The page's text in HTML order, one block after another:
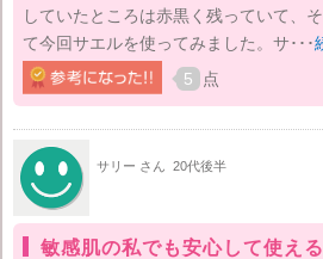
していたところは赤黒く残っていて、
て今回サエルを使ってみました。サ･･･
5 点
サリー さん 20代後半
敏感肌の私でも安心して使え